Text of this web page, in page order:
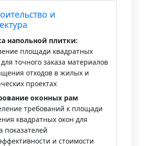
и
напольной плитки:
площади квадратных
точного заказа материалов
отходов в жилых и
проектах
оконных рам
требований к площади
квадратных окон для
показателей
и стоимости